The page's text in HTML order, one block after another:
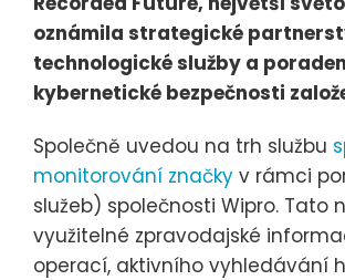
oznámila strategické
technologické služby a
kybernetické bezpečnosti
Společně uvedou na trh službu
monitorování značky v rámci
služeb) společnosti Wipro.
využitelné zpravodajské
operací, aktivního vyhledávání